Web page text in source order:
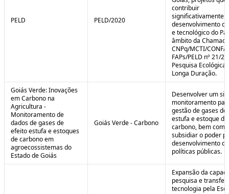
PELD PELD/2020
contribuir
significativamente
desenvolvimento
e tecnológico do
âmbito da Chamada
CNPq/MCTI/
FAPs/PELD nº 21/
Pesquisa Ecológica
Longa Duração.
Goiás Verde: Inovações
em Carbono na
Agricultura -
Monitoramento de
dados de gases de
efeito estufa e estoques
de carbono em
agroecossistemas do
Estado de Goiás
Goiás Verde - Carbono
Desenvolver um
monitoramento
gestão de gases
estufa e estoque de
carbono, bem como
subsidiar o poder
desenvolvimento de
políticas públicas.
Expansão da
pesquisa e
tecnologia pela